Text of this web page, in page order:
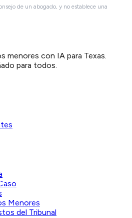
de un abogado, y no establece una
menores con IA para Texas.
para todos.
Menores
del Tribunal